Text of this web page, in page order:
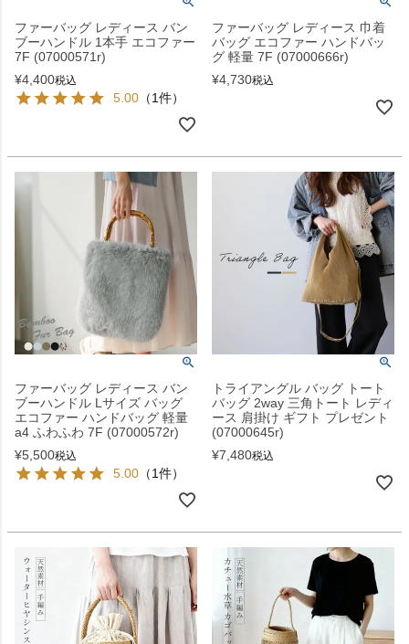
ファーバッグ レディース バン
ブーハンドル 1本手 エコファー
7F (07000571r)
¥4,400税込
5.00 （1件）
ファーバッグ レディース 巾着
バッグ エコファー ハンドバッ
グ 軽量 7F (07000666r)
¥4,730税込
ファーバッグ レディース バン
ブーハンドル Lサイズ バッグ
エコファー ハンドバッグ 軽量
a4 ふわふわ 7F (07000572r)
¥5,500税込
5.00 （1件）
トライアングル バッグ トート
バッグ 2way 三角トート レディ
ース 肩掛け ギフト プレゼント
(07000645r)
¥7,480税込